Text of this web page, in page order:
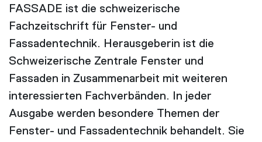
FASSADE ist die schweizerische
Fachzeitschrift für Fenster- und
Fassadentechnik. Herausgeberin ist die
Schweizerische Zentrale Fenster und
Fassaden in Zusammenarbeit mit weiteren
interessierten Fachverbänden. In jeder
Ausgabe werden besondere Themen der
Fenster- und Fassadentechnik behandelt. Sie